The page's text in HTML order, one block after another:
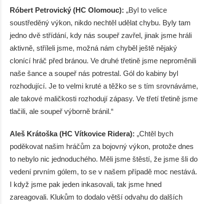
Róbert Petrovický (HC Olomouc): „Byl to velice
soustředěný výkon, nikdo nechtěl udělat chybu. Byly tam
jedno dvě střídání, kdy nás soupeř zavřel, jinak jsme hráli
aktivně, stříleli jsme, možná nám chyběl ještě nějaký
clonící hráč před bránou. Ve druhé třetině jsme neproměnili
naše šance a soupeř nás potrestal. Gól do kabiny byl
rozhodující. Je to velmi kruté a těžko se s tím srovnáváme,
ale takové maličkosti rozhodují zápasy. Ve třetí třetině jsme
tlačili, ale soupeř výborně bránil.“
Aleš Krátoška (HC Vítkovice Ridera): „Chtěl bych
poděkovat našim hráčům za bojovný výkon, protože dnes
to nebylo nic jednoduchého. Měli jsme štěstí, že jsme šli do
vedení prvním gólem, to se v našem případě moc nestává.
I když jsme pak jeden inkasovali, tak jsme hned
zareagovali. Klukům to dodalo větší odvahu do dalších